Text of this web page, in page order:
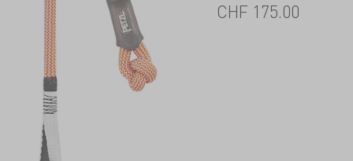
CHF 175.00